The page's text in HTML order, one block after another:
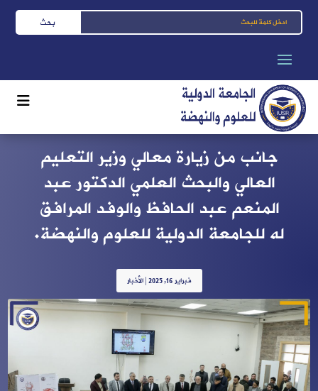
جانب من زيارة معالي وزير التعليم
العالي والبحث العلمي الدكتور عبد
المنعم عبد الحافظ والوفد المرافق
له للجامعة الدولية للعلوم والنهضة.
فبراير 16, 2025 |الأخبار